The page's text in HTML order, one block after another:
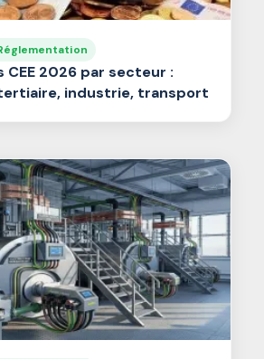
CEE 2026 par secteur :
industrie, transport